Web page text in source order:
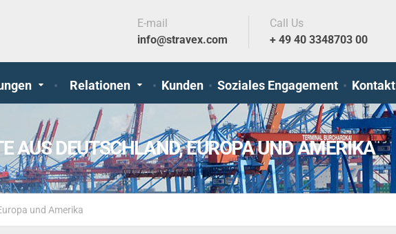
Relationen Kunden Soziales Engagement Kontakt
E-mail
info@stravex.com
Call Us
+ 49 40 3348703 00
AUS DEUTSCHLAND, EUROPA UND AMERIKA
und Amerika